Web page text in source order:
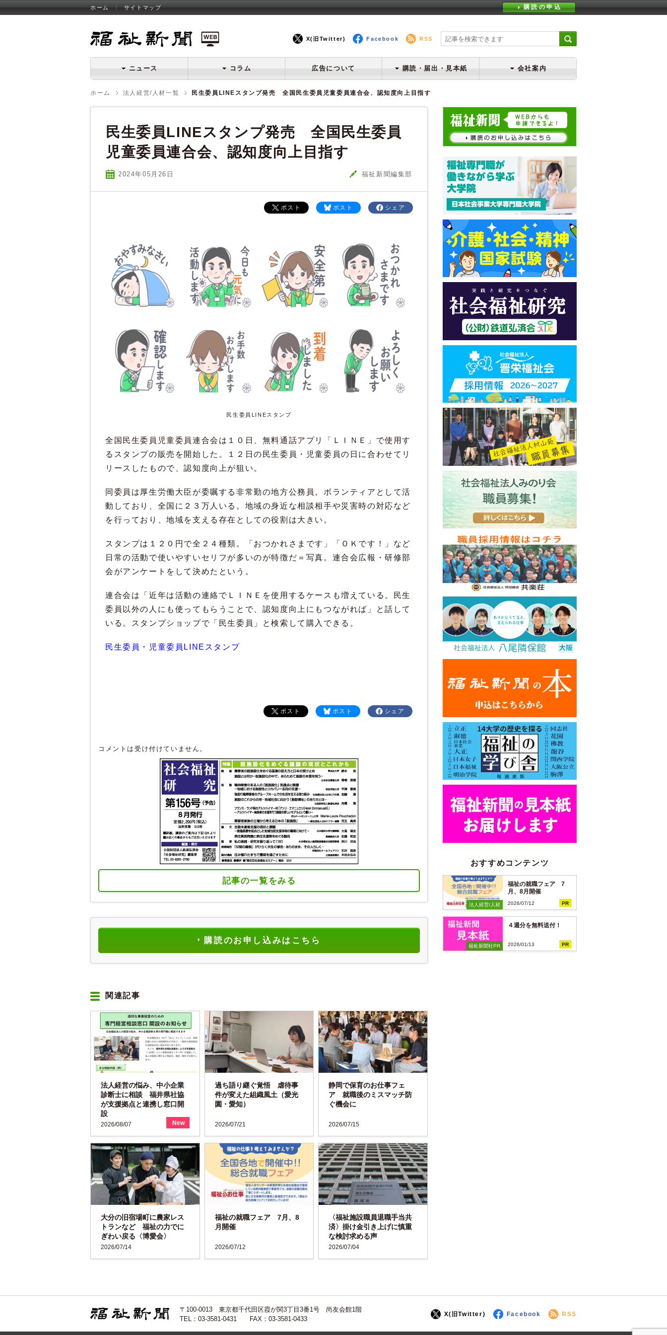
ホーム サイトマップ 購読の申込
X(旧Twitter) Facebook RSS
ニュース コラム 広告について 購読・届出・見本紙 会社案内
ホーム 法人経営/人材一覧 民生委員LINEスタンプ発売 全国民生委員児童委員連合会、認知度向上目指す
民生委員LINEスタンプ発売 全国民生委員
児童委員連合会、認知度向上目指す
2024年05 月 26 日 福祉新聞編集部
シェア
ポスト
ポスト
民生委員LINEスタンプ
全国民生委員児童委員連合会は１０日、無料通話アプリ「ＬＩＮＥ」で使用す
るスタンプの販売を開始した。１２日の民生委員・児童委員の日に合わせてリ
リースしたもので、認知度向上が狙い。
同委員は厚生労働大臣が委嘱する非常勤の地方公務員。ボランティアとして活
動しており、全国に２３万人いる。地域の身近な相談相手や災害時の対応など
を行っており、地域を支える存在としての役割は大きい。
スタンプは１２０円で全２４種類。「おつかれさまです」「ＯＫです！」など
日常の活動で使いやすいセリフが多いのが特徴だ＝写真。連合会広報・研修部
会がアンケートをして決めたという。
連合会は「近年は活動の連絡でＬＩＮＥを使用するケースも増えている。民生
委員以外の人にも使ってもらうことで、認知度向上にもつながれば」と話して
いる。スタンプショップで「民生委員」と検索して購入できる。
民生委員・児童委員LINEスタンプ
シェア
ポスト
ポスト
コメントは受け付けていません。
記事の一覧をみる
購読のお申し込みはこちら
関連記事
2026/08/07 New
法人経営の悩み、中小企業
診断士に相談 福井県社協
が支援拠点と連携し窓口開
設
2026/07/21
過ち語り継ぐ覚悟 虐待事
件が変えた組織風土（愛光
園・愛知）
2026/07/15
静岡で保育のお仕事フェ
ア 就職後のミスマッチ防
ぐ機会に
2026/07/14
大分の旧宿場町に農家レス
トランなど 福祉の力でに
ぎわい戻る〈博愛会〉
2026/07/12
福祉の就職フェア 7月、8
月開催
2026/07/04
〈福祉施設職員退職手当共
済〉掛け金引き上げに慎重
な検討求める声
おすすめコンテンツ
法人経営/人材
福祉の就職フェア 7
月、8月開催
2026/07/12 PR
福祉新聞社PR
４週分を無料送付！
2026/01/13 PR
〒100-0013 東京都千代田区霞が関3丁目3番1号 尚友会館1階
TEL：03-3581-0431 FAX：03-3581-0433
X(旧Twitter) Facebook RSS